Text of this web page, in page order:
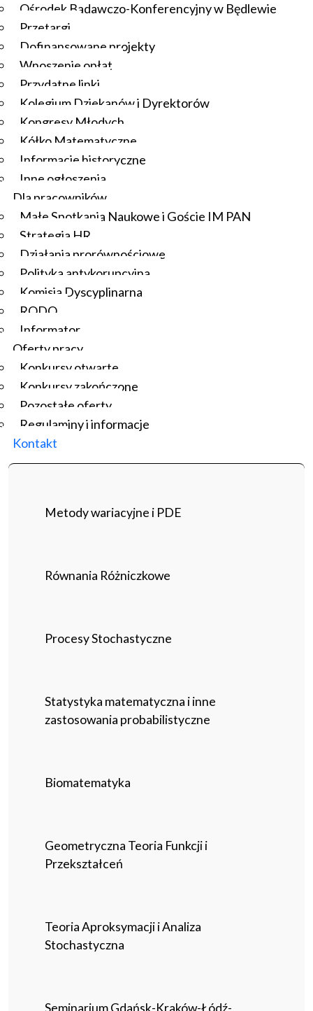
Ośrodek Badawczo-Konferencyjny w Będlewie
Przetargi
Dofinansowane projekty
Wnoszenie opłat
Przydatne linki
Kolegium Dziekanów i Dyrektorów
Kongresy Młodych
Kółko Matematyczne
Informacje historyczne
Inne ogłoszenia
Dla pracowników
Małe Spotkania Naukowe i Goście IM PAN
Strategia HR
Działania prorównościowe
Polityka antykorupcyjna
Komisja Dyscyplinarna
RODO
Informator
Oferty pracy
Konkursy otwarte
Konkursy zakończone
Pozostałe oferty
Regulaminy i informacje
Kontakt
Metody wariacyjne i PDE
Równania Różniczkowe
Procesy Stochastyczne
Statystyka matematyczna i inne
zastosowania probabilistyczne
Biomatematyka
Geometryczna Teoria Funkcji i
Przekształceń
Teoria Aproksymacji i Analiza
Stochastyczna